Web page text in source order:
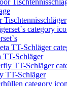
Tischtennisschläger
TT-Schläger
TT-Schläger